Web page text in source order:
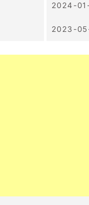
2024-
2023-